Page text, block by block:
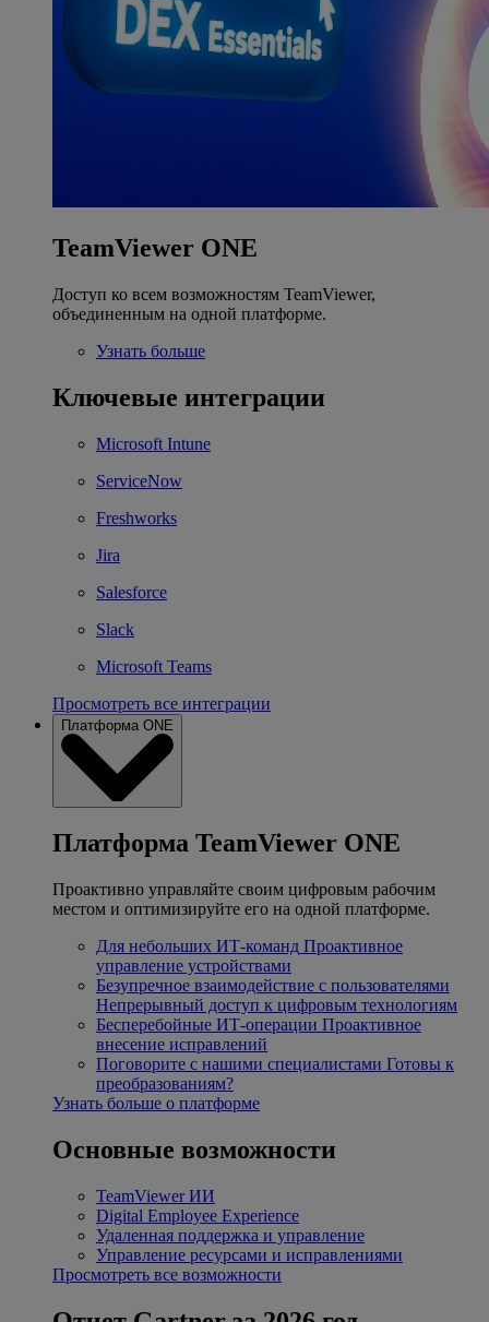
TeamViewer ONE
Доступ ко всем возможностям TeamViewer,
объединенным на одной платформе.
Узнать больше
Ключевые интеграции
Microsoft Intune
ServiceNow
Freshworks
Jira
Salesforce
Slack
Microsoft Teams
Просмотреть все интеграции
Платформа ONE
Платформа TeamViewer ONE
Проактивно управляйте своим цифровым рабочим
местом и оптимизируйте его на одной платформе.
Для небольших ИТ-команд Проактивное
управление устройствами
Безупречное взаимодействие с пользователями
Непрерывный доступ к цифровым технологиям
Бесперебойные ИТ-операции Проактивное
внесение исправлений
Поговорите с нашими специалистами Готовы к
преобразованиям?
Узнать больше о платформе
Основные возможности
TeamViewer ИИ
Digital Employee Experience
Удаленная поддержка и управление
Управление ресурсами и исправлениями
Просмотреть все возможности